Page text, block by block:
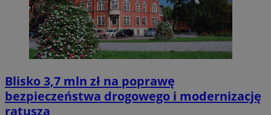
Blisko 3,7 mln zł na poprawę
bezpieczeństwa drogowego i modernizację
ratusza